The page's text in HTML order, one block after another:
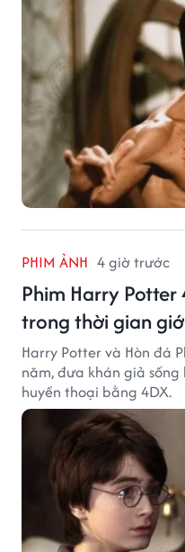
PHIM ẢNH 4 giờ trước
Phim Harry
trong thời gian
Harry Potter và Hòn đá
năm, đưa khán giả
huyền thoại bằng 4DX.